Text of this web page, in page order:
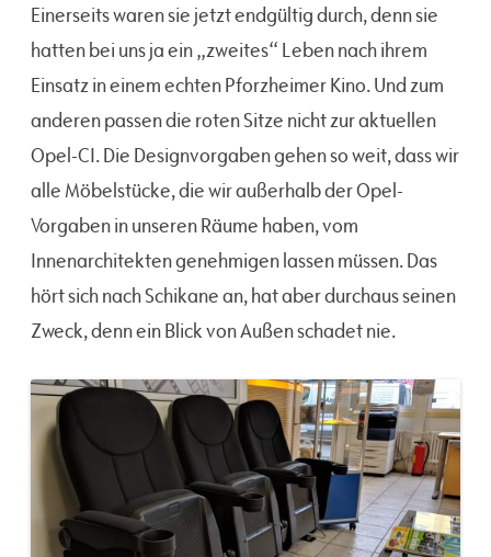
Einerseits waren sie jetzt endgültig durch, denn sie
hatten bei uns ja ein „zweites“ Leben nach ihrem
Einsatz in einem echten Pforzheimer Kino. Und zum
anderen passen die roten Sitze nicht zur aktuellen
Opel-CI. Die Designvorgaben gehen so weit, dass wir
alle Möbelstücke, die wir außerhalb der Opel-
Vorgaben in unseren Räume haben, vom
Innenarchitekten genehmigen lassen müssen. Das
hört sich nach Schikane an, hat aber durchaus seinen
Zweck, denn ein Blick von Außen schadet nie.